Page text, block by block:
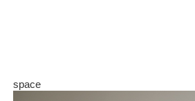
space